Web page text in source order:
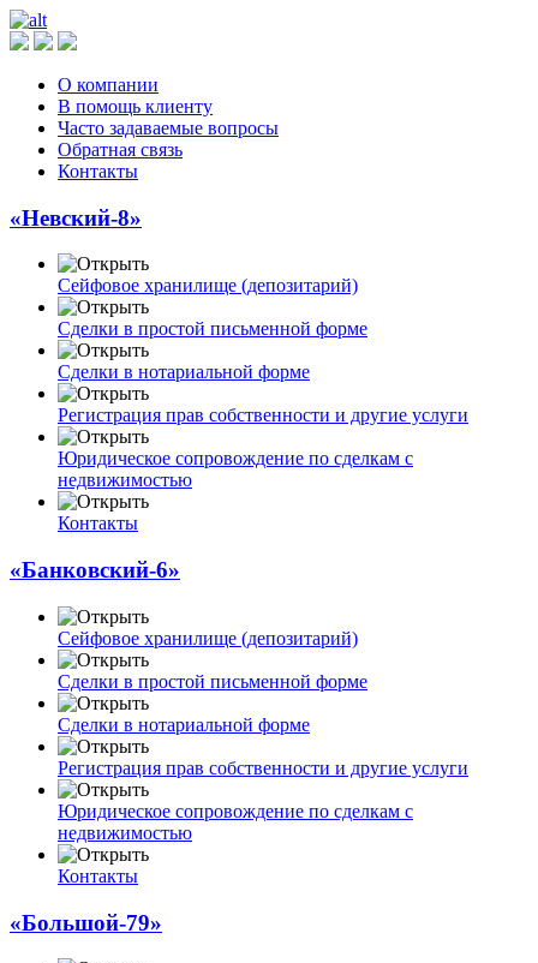
О компании
В помощь клиенту
Часто задаваемые вопросы
Обратная связь
Контакты
«Невский-8»
Сейфовое хранилище (депозитарий)
Сделки в простой письменной форме
Сделки в нотариальной форме
Регистрация прав собственности и другие услуги
Юридическое сопровождение по сделкам с
недвижимостью
Контакты
«Банковский-6»
Сейфовое хранилище (депозитарий)
Сделки в простой письменной форме
Сделки в нотариальной форме
Регистрация прав собственности и другие услуги
Юридическое сопровождение по сделкам с
недвижимостью
Контакты
«Большой-79»